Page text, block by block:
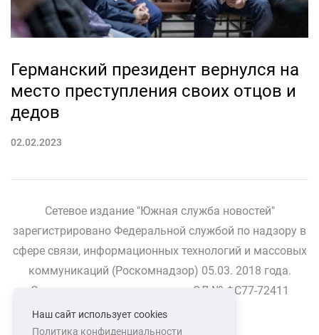
Германский президент вернулся на
место преступления своих отцов и
дедов
02.02.2023
Сетевое издание "Южная служба новостей"
зарегистрировано Федеральной службой по надзору в
сфере связи, информационных технологий и массовых
коммуникаций (Роскомнадзор) 05.03. 2018 года.
Свидетельство о регистрации ЭЛ № ФС77-72411
Наш сайт использует cookies
Политика конфиденциальности